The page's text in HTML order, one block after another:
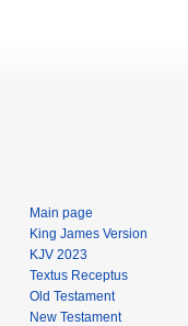
Main page
King James Version
KJV 2023
Textus Receptus
Old Testament
New Testament